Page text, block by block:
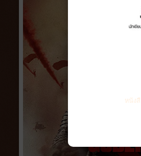
หนัง